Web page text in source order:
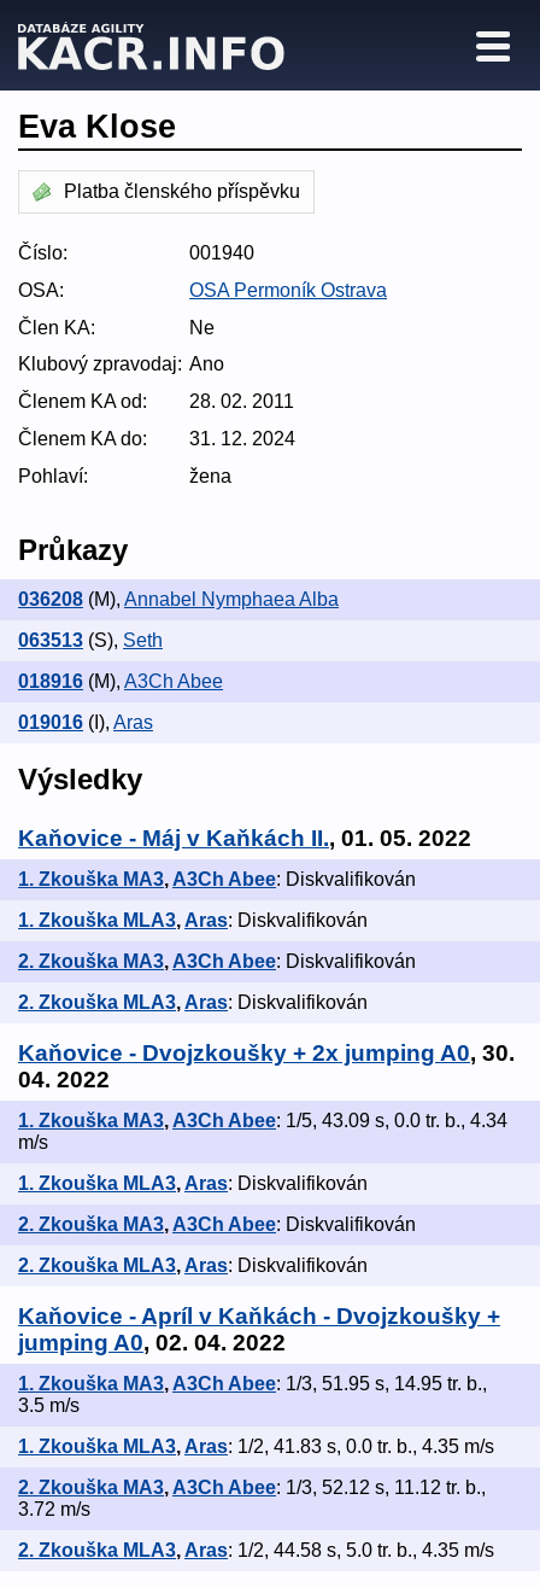
Eva Klose
Platba členského příspěvku
Číslo:
001940
OSA:
OSA Permoník Ostrava
Člen KA:
Ne
Klubový zpravodaj: Ano
Členem KA od:
28. 02. 2011
Členem KA do:
31. 12. 2024
Pohlaví:
žena
Průkazy
036208 (M), Annabel Nymphaea Alba
063513 (S), Seth
018916 (M), A3Ch Abee
019016 (I), Aras
Výsledky
Kaňovice - Máj v Kaňkách II., 01. 05. 2022
1. Zkouška MA3, A3Ch Abee: Diskvalifikován
1. Zkouška MLA3,Aras: Diskvalifikován
2. Zkouška MA3, A3Ch Abee: Diskvalifikován
2. Zkouška MLA3,Aras: Diskvalifikován
Kaňovice - Dvojzkoušky + 2x jumping A0, 30.
04. 2022
1. Zkouška MA3, A3Ch Abee: 1/5, 43.09 s, 0.0 tr. b., 4.34
m/s
1. Zkouška MLA3,Aras: Diskvalifikován
2. Zkouška MA3, A3Ch Abee: Diskvalifikován
2. Zkouška MLA3,Aras: Diskvalifikován
Kaňovice - Apríl v Kaňkách - Dvojzkoušky +
jumping A0, 02. 04. 2022
1. Zkouška MA3, A3Ch Abee: 1/3, 51.95 s, 14.95 tr. b.,
3.5 m/s
1. Zkouška MLA3,Aras: 1/2, 41.83 s, 0.0 tr. b., 4.35 m/s
2. Zkouška MA3, A3Ch Abee: 1/3, 52.12 s, 11.12 tr. b.,
3.72 m/s
2. Zkouška MLA3,Aras: 1/2, 44.58 s, 5.0 tr. b., 4.35 m/s